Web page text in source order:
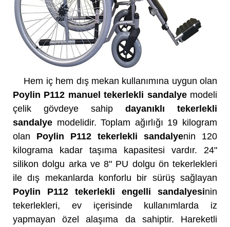
Hem iç hem dış mekan kullanımına uygun olan
Poylin P112 manuel tekerlekli sandalyemodeli
çelik gövdeye sahip dayanıklı tekerlekli
sandalye modelidir. Toplam ağırlığı 19 kilogram
olan Poylin P112 tekerlekli sandalyenin 120
kilograma kadar taşıma kapasitesi vardır. 24"
silikon dolgu arka ve 8" PU dolgu ön tekerlekleri
ile dış mekanlarda konforlu bir sürüş sağlayan
Poylin P112 tekerlekli engelli sandalyesinin
tekerlekleri, ev içerisinde kullanımlarda iz
yapmayan özel alaşıma da sahiptir. Hareketli